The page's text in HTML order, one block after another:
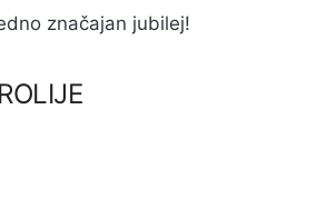
značajan jubilej!